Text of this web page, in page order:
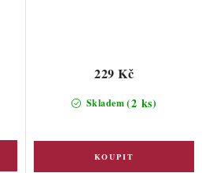
Skladem(2 ks)
229 Kč